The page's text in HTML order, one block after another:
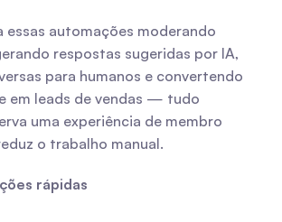
essas automações moderando
respostas sugeridas por IA,
para humanos e convertendo
em leads de vendas — tudo
uma experiência de membro
o trabalho manual.
rápidas